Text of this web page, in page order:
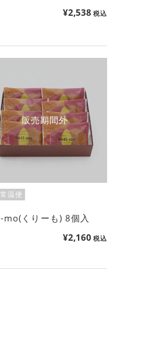
¥2,538 税込
販売期間外
常温便
くりーも) 8個入
¥2,160 税込